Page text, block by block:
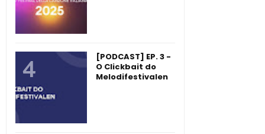
[PODCAST] EP. 3 -
O Clickbait do
Melodifestivalen